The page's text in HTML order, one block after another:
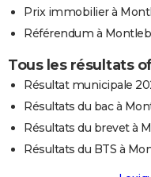
Prix immobilier à
Référendum à
Tous les résultats
Résultat municipale
Résultats du bac à
Résultats du brevet à
Résultats du BTS à